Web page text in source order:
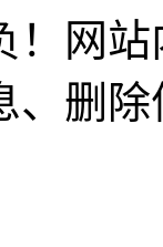
！网
、删